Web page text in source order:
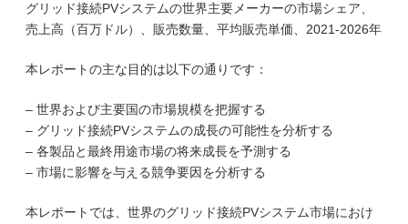
グリッド接続PVシステムの世界主要メーカーの市場シェア、
売上高（百万ドル）、販売数量、平均販売単価、2021-2026年
本レポートの主な目的は以下の通りです：
– 世界および主要国の市場規模を把握する
– グリッド接続PVシステムの成長の可能性を分析する
– 各製品と最終用途市場の将来成長を予測する
– 市場に影響を与える競争要因を分析する
本レポートでは、世界のグリッド接続PVシステム市場におけ